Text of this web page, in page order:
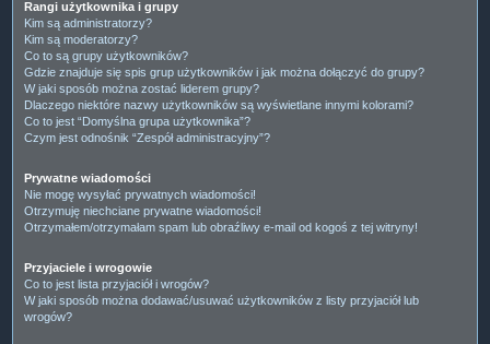
Rangi użytkownika i grupy
Kim są administratorzy?
Kim są moderatorzy?
Co to są grupy użytkowników?
Gdzie znajduje się spis grup użytkowników i jak można dołączyć do grupy?
W jaki sposób można zostać liderem grupy?
Dlaczego niektóre nazwy użytkowników są wyświetlane innymi kolorami?
Co to jest “Domyślna grupa użytkownika”?
Czym jest odnośnik “Zespół administracyjny”?
Prywatne wiadomości
Nie mogę wysyłać prywatnych wiadomości!
Otrzymuję niechciane prywatne wiadomości!
Otrzymałem/otrzymałam spam lub obraźliwy e-mail od kogoś z tej witryny!
Przyjaciele i wrogowie
Co to jest lista przyjaciół i wrogów?
W jaki sposób można dodawać/usuwać użytkowników z listy przyjaciół lub
wrogów?